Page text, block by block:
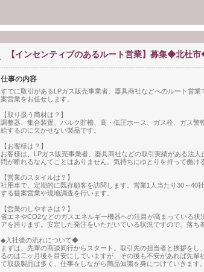
【インセンティブのあるルート営業】募集◆北杜
仕事の内容
すでに取引があるLPガス販売事業者、器具商社などへのルート営
案営業をお任せします。
【取り扱う商材は？】
調整器、集合装置、バルク貯槽、高・低圧ホース、ガス栓、ガス
給するのに欠かせない製品です。
【お客様は？】
お客様は、LPガス販売事業者、器具商社などの取引実績がある法
問が断れるなんてことはありません。気持ちにゆとりを持って働け
【営業のスタイルは？】
社用車で、定期的に既存顧客を訪問します。営業1人当たり30～40
する提案営業や現地調査を行います。
【営業のしやすさは？】
省エネやCO2などのガスエネルギー機器への注目が高まっている
アを誇ります。安定した発注をいただいている状況ですので、落ち
◆入社後の流れについて◆
まずは、先輩の商談同行からスタート。取引先の担当者と挨拶を
るのは二ヶ月後を目安にしていますが、その後も不安があれば先
て取扱製品は多く、仕事をしながら商品知識を身につけていきます。